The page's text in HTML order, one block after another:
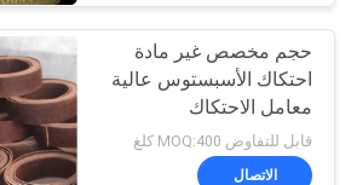
حجم مخصص غير مادة
احتكاك الأسبستوس عالية
معامل الاحتكاك
قابل للتفاوض MOQ:400 كلغ
الاتصال